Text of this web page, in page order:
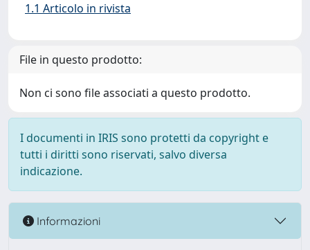
1.1 Articolo in rivista
File in questo prodotto:
Non ci sono file associati a questo prodotto.
I documenti in IRIS sono protetti da copyright e
tutti i diritti sono riservati, salvo diversa
indicazione.
Informazioni